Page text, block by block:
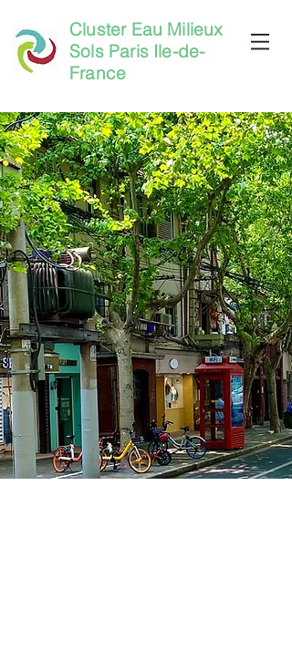
Cluster Eau Milieux
Sols Paris Ile-de-
France